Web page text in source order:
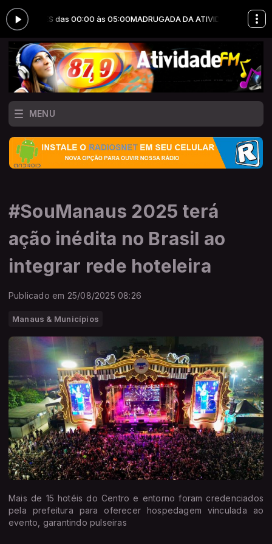
das 00:00 às 05:00MADRUGADA DA ATIVIDADE com JOTA
MENU
#SouManaus 2025 terá
ação inédita no Brasil ao
integrar rede hoteleira
Publicado em 25/08/2025 08:26
Manaus & Municípios
Mais de 15 hotéis do Centro e entorno foram credenciados
pela prefeitura para oferecer hospedagem vinculada ao
evento, garantindo pulseiras